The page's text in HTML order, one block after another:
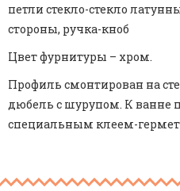
петли стекло-стекло
стороны, ручка-кноб
Цвет фурнитуры – хром.
Профиль смонтирован на
дюбель с шурупом. К ванне
специальным клеем-